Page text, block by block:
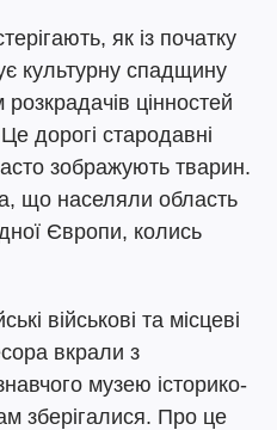
як із початку
культурну спадщину
цінностей
дорогі стародавні
зображують тварин.
що населяли область
Європи, колись
військові та місцеві
вкрали з
музею історико-
зберігалися. Про це